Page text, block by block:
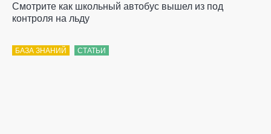
Смотрите как школьный автобус вышел из под
контроля на льду
БАЗА ЗНАНИЙ СТАТЬИ